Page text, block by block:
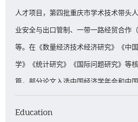
人才项目，第四批重庆市学术技术带头
业安全与出口管制、一带一路经贸合作
等。在《数量经济技术经济研究》《中
学》《统计研究》《国际问题研究》等
篇，部分论文入选中国经济学年会和中
载；主持和主研国家社科基金项目、英
Education